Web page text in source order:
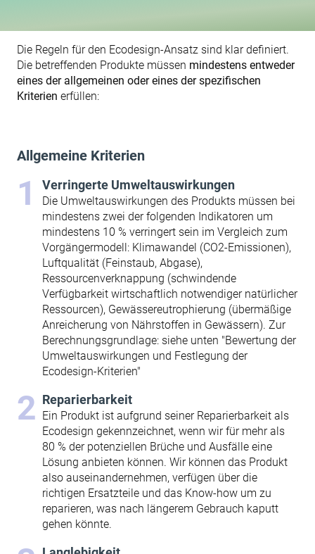
Die Regeln für den Ecodesign-Ansatz sind klar definiert.
Die betreffenden Produkte müssen mindestens entweder
eines der allgemeinen oder eines der spezifischen
Kriterien erfüllen:‌
Allgemeine Kriterien
Verringerte Umweltauswirkungen
Die Umweltauswirkungen des Produkts müssen bei
mindestens zwei der folgenden Indikatoren um
mindestens 10 % verringert sein im Vergleich zum
Vorgängermodell: Klimawandel (CO2-Emissionen),
Luftqualität (Feinstaub, Abgase),
Ressourcenverknappung (schwindende
Verfügbarkeit wirtschaftlich notwendiger natürlicher
Ressourcen), Gewässereutrophierung (übermäßige
Anreicherung von Nährstoffen in Gewässern). Zur
Berechnungsgrundlage: siehe unten "Bewertung der
Umweltauswirkungen und Festlegung der
Ecodesign-Kriterien"
Reparierbarkeit
Ein Produkt ist aufgrund seiner Reparierbarkeit als
Ecodesign gekennzeichnet, wenn wir für mehr als
80 % der potenziellen Brüche und Ausfälle eine
Lösung anbieten können. Wir können das Produkt
also auseinandernehmen, verfügen über die
richtigen Ersatzteile und das Know-how um zu
reparieren, was nach längerem Gebrauch kaputt
gehen könnte.